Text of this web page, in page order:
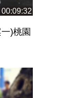
00:09:32
)桃園